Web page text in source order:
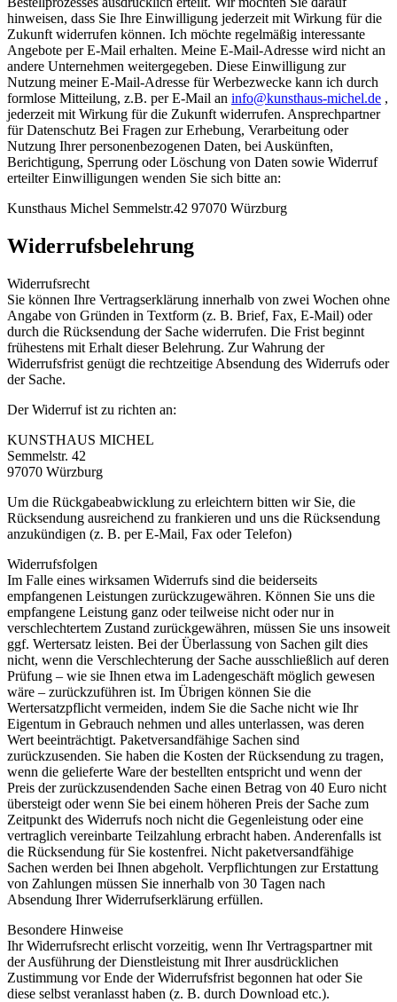
hinweisen, dass Sie Ihre Einwilligung jederzeit mit Wirkung für die
Zukunft widerrufen können. Ich möchte regelmäßig interessante
Angebote per E-Mail erhalten. Meine E-Mail-Adresse wird nicht an
andere Unternehmen weitergegeben. Diese Einwilligung zur
Nutzung meiner E-Mail-Adresse für Werbezwecke kann ich durch
formlose Mitteilung, z.B. per E-Mail an info@kunsthaus-michel.de ,
jederzeit mit Wirkung für die Zukunft widerrufen. Ansprechpartner
für Datenschutz Bei Fragen zur Erhebung, Verarbeitung oder
Nutzung Ihrer personenbezogenen Daten, bei Auskünften,
Berichtigung, Sperrung oder Löschung von Daten sowie Widerruf
erteilter Einwilligungen wenden Sie sich bitte an:
Kunsthaus Michel Semmelstr.42 97070 Würzburg
Widerrufsbelehrung
Widerrufsrecht
Sie können Ihre Vertragserklärung innerhalb von zwei Wochen ohne
Angabe von Gründen in Textform (z. B. Brief, Fax, E-Mail) oder
durch die Rücksendung der Sache widerrufen. Die Frist beginnt
frühestens mit Erhalt dieser Belehrung. Zur Wahrung der
Widerrufsfrist genügt die rechtzeitige Absendung des Widerrufs oder
der Sache.
Der Widerruf ist zu richten an:
KUNSTHAUS MICHEL
Semmelstr. 42
97070 Würzburg
Um die Rückgabeabwicklung zu erleichtern bitten wir Sie, die
Rücksendung ausreichend zu frankieren und uns die Rücksendung
anzukündigen (z. B. per E-Mail, Fax oder Telefon)
Widerrufsfolgen
Im Falle eines wirksamen Widerrufs sind die beiderseits
empfangenen Leistungen zurückzugewähren. Können Sie uns die
empfangene Leistung ganz oder teilweise nicht oder nur in
verschlechtertem Zustand zurückgewähren, müssen Sie uns insoweit
ggf. Wertersatz leisten. Bei der Überlassung von Sachen gilt dies
nicht, wenn die Verschlechterung der Sache ausschließlich auf deren
Prüfung – wie sie Ihnen etwa im Ladengeschäft möglich gewesen
wäre – zurückzuführen ist. Im Übrigen können Sie die
Wertersatzpflicht vermeiden, indem Sie die Sache nicht wie Ihr
Eigentum in Gebrauch nehmen und alles unterlassen, was deren
Wert beeinträchtigt. Paketversandfähige Sachen sind
zurückzusenden. Sie haben die Kosten der Rücksendung zu tragen,
wenn die gelieferte Ware der bestellten entspricht und wenn der
Preis der zurückzusendenden Sache einen Betrag von 40 Euro nicht
übersteigt oder wenn Sie bei einem höheren Preis der Sache zum
Zeitpunkt des Widerrufs noch nicht die Gegenleistung oder eine
vertraglich vereinbarte Teilzahlung erbracht haben. Anderenfalls ist
die Rücksendung für Sie kostenfrei. Nicht paketversandfähige
Sachen werden bei Ihnen abgeholt. Verpflichtungen zur Erstattung
von Zahlungen müssen Sie innerhalb von 30 Tagen nach
Absendung Ihrer Widerrufserklärung erfüllen.
Besondere Hinweise
Ihr Widerrufsrecht erlischt vorzeitig, wenn Ihr Vertragspartner mit
der Ausführung der Dienstleistung mit Ihrer ausdrücklichen
Zustimmung vor Ende der Widerrufsfrist begonnen hat oder Sie
diese selbst veranlasst haben (z. B. durch Download etc.).